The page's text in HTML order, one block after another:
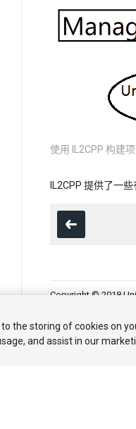
使用 IL2CPP 构建
IL2CPP 提供了一
Copyright © 2018
教程 社区答案
to the storing of cookies on
and assist in our